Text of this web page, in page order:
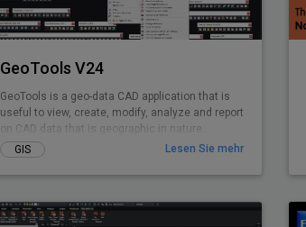
GeoTools V24
GeoTools is a geo-data CAD application that is
useful to view, create, modify, analyze and report
on CAD data that is geographic in nature.
GIS
Lesen Sie mehr